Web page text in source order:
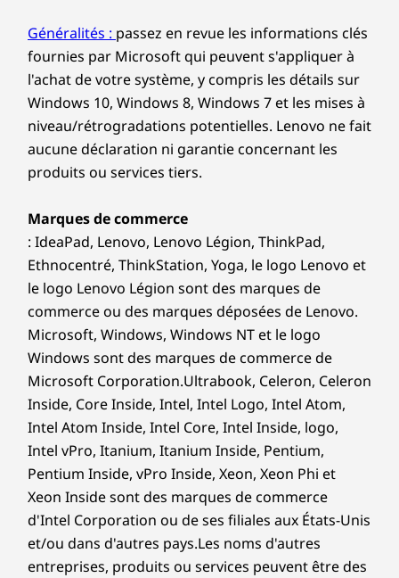
CONFIDENTIALITÉ ET PROTECTION
La sécurité comme si
votre entreprise en
dépendait
Le portable ThinkPad T16 Gen 5 offre une
protection multicouche avec les solutions de
sécurité ThinkShield. Le module de plateforme
sécurisée chiffre vos données critiques. Les
options biométriques permettent une
connexion sécurisée via lecteur d'empreintes
et reconnaissance faciale avec caméra
infrarouge. Intel Core™ Ultra offre une
détection et une défense des menaces
améliorées par l'IA — même en dessous du
système d'exploitation.
HDMI®2.1 (prend en charge une résolution jusqu'à 4K
à 60 Hz)
Ethernet (RJ45)
En Option: SIM
En option : Lecteur de carte à puce
Les vitesses de transfert du port USB sont approximatives et
traitement des dispositifs hôtes/périphériques, les attributs
de fichier, la configuration du système et les environnements
d'exploitation ; les vitesses réelles varient et peuvent être
inférieures à celles attendues.
Connexion sans fil
WiFi 7* Intel BE211 802.11BE (2 x 2)
Bluetooth®5.4
En option : 5G** PCIOT (CAT1), CAT6, CAT20; eSIM
* WiFi 7 nécessite le système d’exploitation Windows 11, ainsi
qu'un routeur WiFi 7 séparé et / ou d'autres appareils de
réseau pour répondre aux exigences complètes du WiFi 7.
est rétrocompatible avec les normes WiFi précédentes
et disponible uniquement dans les pays où le WiFi 7 est
pris en charge.
du système d'exploitation.
Généralités : passez en revue les informations clés
fournies par Microsoft qui peuvent s'appliquer à
l'achat de votre système, y compris les détails sur
Windows 10, Windows 8, Windows 7 et les mises à
niveau/rétrogradations potentielles. Lenovo ne fait
aucune déclaration ni garantie concernant les
produits ou services tiers.
Marques de commerce
: IdeaPad, Lenovo, Lenovo Légion, ThinkPad,
Ethnocentré, ThinkStation, Yoga, le logo Lenovo et
le logo Lenovo Légion sont des marques de
commerce ou des marques déposées de Lenovo.
Microsoft, Windows, Windows NT et le logo
Windows sont des marques de commerce de
Microsoft Corporation.Ultrabook, Celeron, Celeron
Inside, Core Inside, Intel, Intel Logo, Intel Atom,
Intel Atom Inside, Intel Core, Intel Inside, logo,
Intel vPro, Itanium, Itanium Inside, Pentium,
Pentium Inside, vPro Inside, Xeon, Xeon Phi et
Xeon Inside sont des marques de commerce
d'Intel Corporation ou de ses filiales aux États-Unis
et/ou dans d'autres pays.Les noms d'autres
entreprises, produits ou services peuvent être des